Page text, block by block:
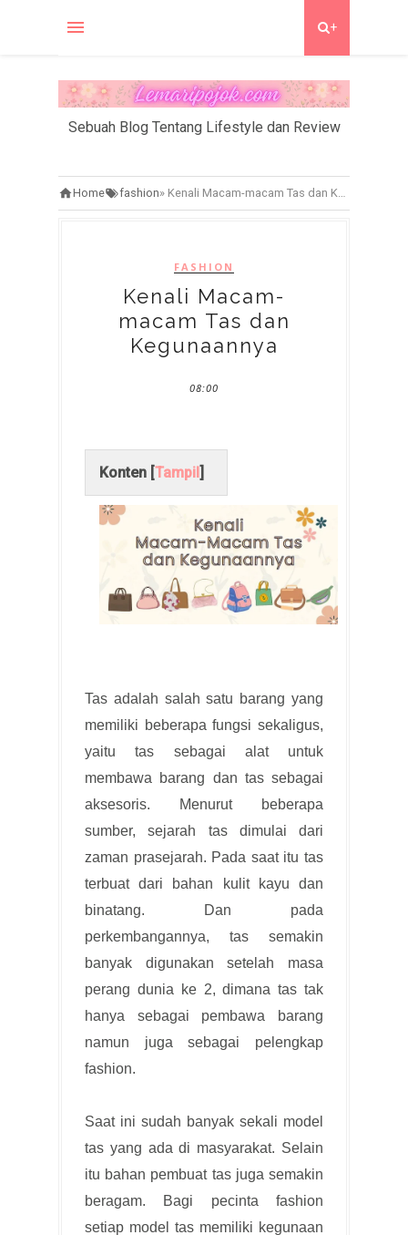
+
Sebuah Blog Tentang Lifestyle dan Review
Home fashion» Kenali Macam-macam Tas dan Kegunaannya
FASHION
Kenali Macam-
macam Tas dan
Kegunaannya
08:00
Konten [Tampil]
Tas adalah salah satu barang yang
memiliki beberapa fungsi sekaligus,
yaitu tas sebagai alat untuk
membawa barang dan tas sebagai
aksesoris. Menurut beberapa
sumber, sejarah tas dimulai dari
zaman prasejarah. Pada saat itu tas
terbuat dari bahan kulit kayu dan
binatang. Dan pada
perkembangannya, tas semakin
banyak digunakan setelah masa
perang dunia ke 2, dimana tas tak
hanya sebagai pembawa barang
namun juga sebagai pelengkap
fashion.
Saat ini sudah banyak sekali model
tas yang ada di masyarakat. Selain
itu bahan pembuat tas juga semakin
beragam. Bagi pecinta fashion
setiap model tas memiliki kegunaan